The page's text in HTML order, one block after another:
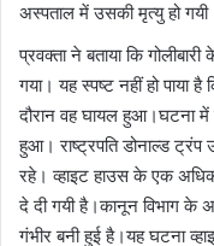
अस्पताल में उसकी मृत्यु हो
प्रवक्ता ने बताया कि
गया। यह स्पष्ट नहीं हो पाया है
दौरान वह घायल हुआ।घटना में
हुआ। राष्ट्रपति डोनाल्ड
रहे। व्हाइट हाउस के एक
दे दी गयी है।कानून विभाग के
गंभीर बनी हुई है।यह घटना